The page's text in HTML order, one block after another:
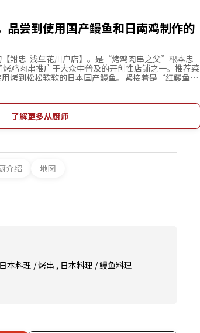
品尝到使用国产鳗鱼和日南鸡制作的
【鲋忠 浅草花川户店】。是“烤鸡肉串之父”根本忠
鸡肉串推广于大众中普及的开创性店铺之一。推荐菜
烤到松松软软的日本国产鳗鱼。紧接着是“红鳗鱼烤
与鳗鱼搭配起来也是一绝。店内设有吧台座位与桌子
是江户风情再度重生。守住日本的传统与味道，是一
了解更多从厨师
介绍 地图
日本料理 /烤串 , 日本料理 /鳗鱼料理